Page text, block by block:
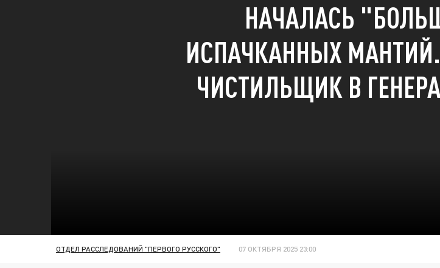
НАЧАЛАСЬ
ИСПАЧКАННЫХ
ЧИСТИЛЬЩИК В
ОТДЕЛ РАССЛЕДОВАНИЙ "ПЕРВОГО РУССКОГО" 07 ОКТЯБРЯ 2025 23:00